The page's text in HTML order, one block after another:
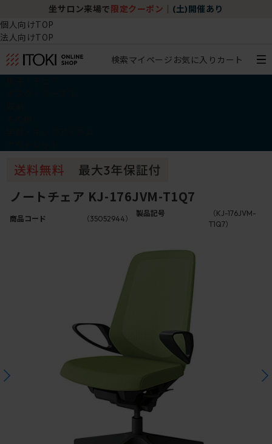
坐サロン来場で 限定クーポン (土)開催あり
個人向けTOP
法人向けTOP
検索マイページ お気に入り カート
ノートチェア KJ-176JVM-T1Q7
商品コード （35052944）
製品記号
（KJ-176JVM-
T1Q7）